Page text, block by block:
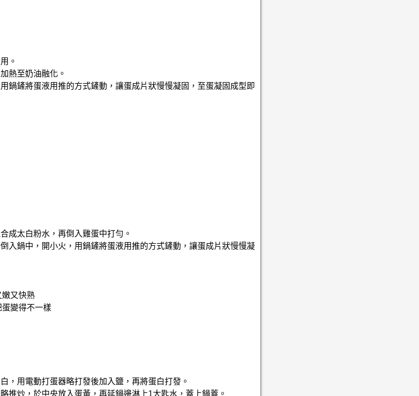
。
熱至奶油融化。
鍋鏟將蛋液用推的方式鏟動，讓蛋成片狀慢慢凝固，至蛋凝固成型即
成太白粉水，再倒入雞蛋中打勻。
入鍋中，開小火，用鍋鏟將蛋液用推的方式鏟動，讓蛋成片狀慢慢凝
嫩又快熟
變得不一樣
，用電動打蛋器略打發後加入鹽，再將蛋白打發。
推炒，於中央放入蛋黃，再延鍋邊淋上1大匙水，蓋上鍋蓋。